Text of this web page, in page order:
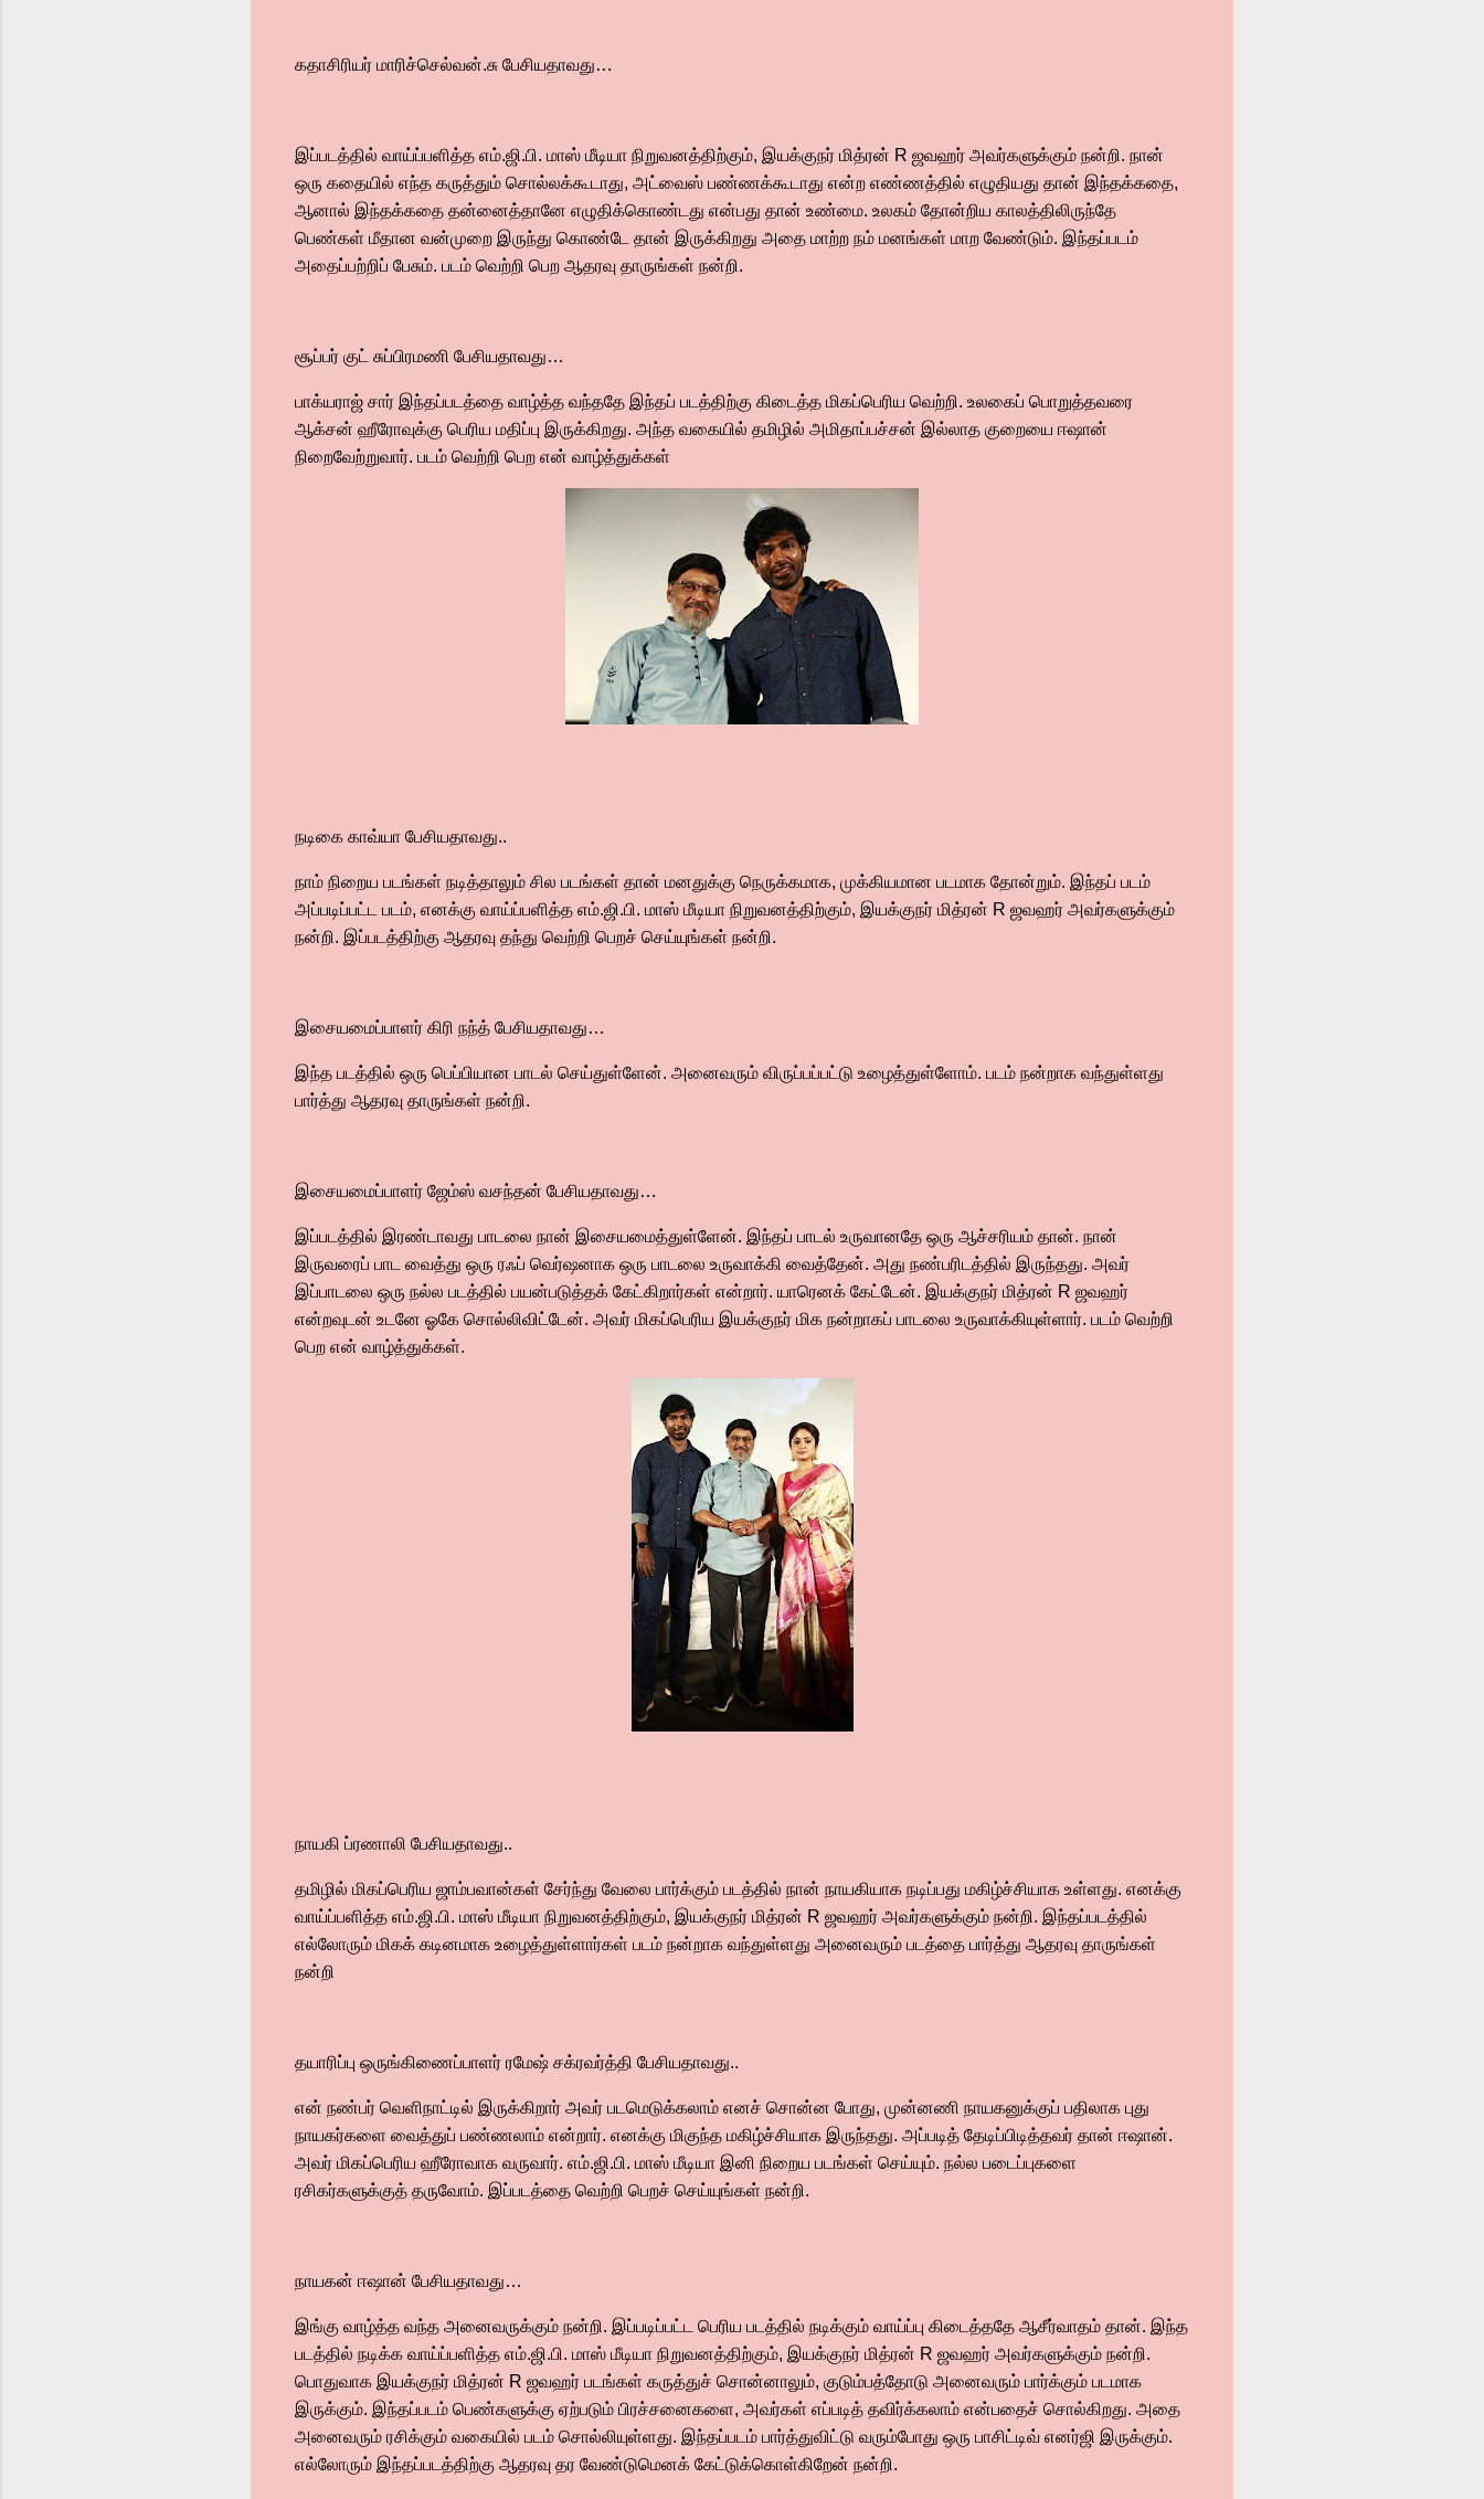
கதாசிரியர் மாரிச்செல்வன்.சு பேசியதாவது…
இப்படத்தில் வாய்ப்பளித்த எம்.ஜி.பி. மாஸ் மீடியா நிறுவனத்திற்கும், இயக்குநர் மித்ரன் R ஜவஹர் அவர்களுக்கும் நன்றி. நான்
ஒரு கதையில் எந்த கருத்தும் சொல்லக்கூடாது, அட்வைஸ் பண்ணக்கூடாது என்ற எண்ணத்தில் எழுதியது தான் இந்தக்கதை,
ஆனால் இந்தக்கதை தன்னைத்தானே எழுதிக்கொண்டது என்பது தான் உண்மை. உலகம் தோன்றிய காலத்திலிருந்தே
பெண்கள் மீதான வன்முறை இருந்து கொண்டே தான் இருக்கிறது அதை மாற்ற நம் மனங்கள் மாற வேண்டும். இந்தப்படம்
அதைப்பற்றிப் பேசும். படம் வெற்றி பெற ஆதரவு தாருங்கள் நன்றி.
சூப்பர் குட் சுப்பிரமணி பேசியதாவது…
பாக்யராஜ் சார் இந்தப்படத்தை வாழ்த்த வந்ததே இந்தப் படத்திற்கு கிடைத்த மிகப்பெரிய வெற்றி. உலகைப் பொறுத்தவரை
ஆக்சன் ஹீரோவுக்கு பெரிய மதிப்பு இருக்கிறது. அந்த வகையில் தமிழில் அமிதாப்பச்சன் இல்லாத குறையை ஈஷான்
நிறைவேற்றுவார். படம் வெற்றி பெற என் வாழ்த்துக்கள்
நடிகை காவ்யா பேசியதாவது..
நாம் நிறைய படங்கள் நடித்தாலும் சில படங்கள் தான் மனதுக்கு நெருக்கமாக, முக்கியமான படமாக தோன்றும். இந்தப் படம்
அப்படிப்பட்ட படம், எனக்கு வாய்ப்பளித்த எம்.ஜி.பி. மாஸ் மீடியா நிறுவனத்திற்கும், இயக்குநர் மித்ரன் R ஜவஹர் அவர்களுக்கும்
நன்றி. இப்படத்திற்கு ஆதரவு தந்து வெற்றி பெறச் செய்யுங்கள் நன்றி.
இசையமைப்பாளர் கிரி நந்த் பேசியதாவது…
இந்த படத்தில் ஒரு பெப்பியான பாடல் செய்துள்ளேன். அனைவரும் விருப்பப்பட்டு உழைத்துள்ளோம். படம் நன்றாக வந்துள்ளது
பார்த்து ஆதரவு தாருங்கள் நன்றி.
இசையமைப்பாளர் ஜேம்ஸ் வசந்தன் பேசியதாவது…
இப்படத்தில் இரண்டாவது பாடலை நான் இசையமைத்துள்ளேன். இந்தப் பாடல் உருவானதே ஒரு ஆச்சரியம் தான். நான்
இருவரைப் பாட வைத்து ஒரு ரஃப் வெர்ஷனாக ஒரு பாடலை உருவாக்கி வைத்தேன். அது நண்பரிடத்தில் இருந்தது. அவர்
இப்பாடலை ஒரு நல்ல படத்தில் பயன்படுத்தக் கேட்கிறார்கள் என்றார். யாரெனக் கேட்டேன். இயக்குநர் மித்ரன் R ஜவஹர்
என்றவுடன் உடனே ஓகே சொல்லிவிட்டேன். அவர் மிகப்பெரிய இயக்குநர் மிக நன்றாகப் பாடலை உருவாக்கியுள்ளார். படம் வெற்றி
பெற என் வாழ்த்துக்கள்.
நாயகி ப்ரணாலி பேசியதாவது..
தமிழில் மிகப்பெரிய ஜாம்பவான்கள் சேர்ந்து வேலை பார்க்கும் படத்தில் நான் நாயகியாக நடிப்பது மகிழ்ச்சியாக உள்ளது. எனக்கு
வாய்ப்பளித்த எம்.ஜி.பி. மாஸ் மீடியா நிறுவனத்திற்கும், இயக்குநர் மித்ரன் R ஜவஹர் அவர்களுக்கும் நன்றி. இந்தப்படத்தில்
எல்லோரும் மிகக் கடினமாக உழைத்துள்ளார்கள் படம் நன்றாக வந்துள்ளது அனைவரும் படத்தை பார்த்து ஆதரவு தாருங்கள்
நன்றி
தயாரிப்பு ஒருங்கிணைப்பாளர் ரமேஷ் சக்ரவர்த்தி பேசியதாவது..
என் நண்பர் வெளிநாட்டில் இருக்கிறார் அவர் படமெடுக்கலாம் எனச் சொன்ன போது, முன்னணி நாயகனுக்குப் பதிலாக புது
நாயகர்களை வைத்துப் பண்ணலாம் என்றார். எனக்கு மிகுந்த மகிழ்ச்சியாக இருந்தது. அப்படித் தேடிப்பிடித்தவர் தான் ஈஷான்.
அவர் மிகப்பெரிய ஹீரோவாக வருவார். எம்.ஜி.பி. மாஸ் மீடியா இனி நிறைய படங்கள் செய்யும். நல்ல படைப்புகளை
ரசிகர்களுக்குத் தருவோம். இப்படத்தை வெற்றி பெறச் செய்யுங்கள் நன்றி.
நாயகன் ஈஷான் பேசியதாவது…
இங்கு வாழ்த்த வந்த அனைவருக்கும் நன்றி. இப்படிப்பட்ட பெரிய படத்தில் நடிக்கும் வாய்ப்பு கிடைத்ததே ஆசீர்வாதம் தான். இந்த
படத்தில் நடிக்க வாய்ப்பளித்த எம்.ஜி.பி. மாஸ் மீடியா நிறுவனத்திற்கும், இயக்குநர் மித்ரன் R ஜவஹர் அவர்களுக்கும் நன்றி.
பொதுவாக இயக்குநர் மித்ரன் R ஜவஹர் படங்கள் கருத்துச் சொன்னாலும், குடும்பத்தோடு அனைவரும் பார்க்கும் படமாக
இருக்கும். இந்தப்படம் பெண்களுக்கு ஏற்படும் பிரச்சனைகளை, அவர்கள் எப்படித் தவிர்க்கலாம் என்பதைச் சொல்கிறது. அதை
அனைவரும் ரசிக்கும் வகையில் படம் சொல்லியுள்ளது. இந்தப்படம் பார்த்துவிட்டு வரும்போது ஒரு பாசிட்டிவ் எனர்ஜி இருக்கும்.
எல்லோரும் இந்தப்படத்திற்கு ஆதரவு தர வேண்டுமெனக் கேட்டுக்கொள்கிறேன் நன்றி.